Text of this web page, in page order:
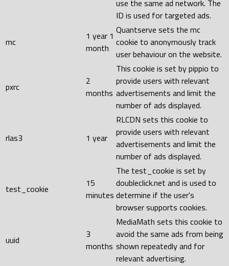
use the same ad network. The
ID is used for targeted ads.
mc
1 year 1
month
Quantserve sets the mc
cookie to anonymously track
user behaviour on the website.
pxrc
2
months
This cookie is set by pippio to
provide users with relevant
advertisements and limit the
number of ads displayed.
rlas3 1 year
RLCDN sets this cookie to
provide users with relevant
advertisements and limit the
number of ads displayed.
test_cookie
15
minutes
The test_cookie is set by
doubleclick.net and is used to
determine if the user's
browser supports cookies.
uuid
3
months
MediaMath sets this cookie to
avoid the same ads from being
shown repeatedly and for
relevant advertising.